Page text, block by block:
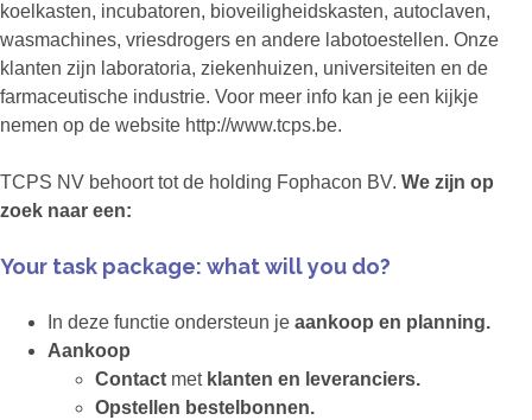
koelkasten, incubatoren, bioveiligheidskasten, autoclaven,
wasmachines, vriesdrogers en andere labotoestellen. Onze
klanten zijn laboratoria, ziekenhuizen, universiteiten en de
farmaceutische industrie. Voor meer info kan je een kijkje
nemen op de website http://www.tcps.be.
TCPS NV behoort tot de holding Fophacon BV. We zijn op
zoek naar een:
Your task package: what will you do?
In deze functie ondersteun je aankoop en planning.
Aankoop
Contact metklanten en leveranciers.
Opstellen bestelbonnen.